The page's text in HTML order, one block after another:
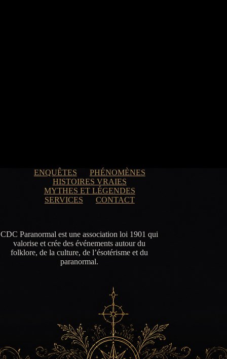
ENQUÊTES
PHÉNOMÈNES
HISTOIRES VRAIES
MYTHES ET LÉGENDES
SERVICES
CONTACT
CDC Paranormal est une association loi 1901 qui
valorise et crée des événements autour du
folklore, de la culture, de l’ésotérisme et du
paranormal.